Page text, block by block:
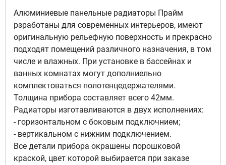
Алюминиевые панельные радиаторы Прайм
рзработаны для современных интерьеров, имеют
оригинальную рельефную поверхность и прекрасно
подходят помещений различного назначения, в том
числе и влажных. При установке в бассейнах и
ванных комнатах могут дополниельно
комплектоваться полотенцедержателями.
Толщина прибора составляет всего 42мм.
Радиаторы изготавливаются в двух исполнениях:
- горизонтальном с боковым подключнием;
- вертикальном с нижним подключением.
Все детали прибора окрашены порошковой
краской, цвет которой выбирается при заказе